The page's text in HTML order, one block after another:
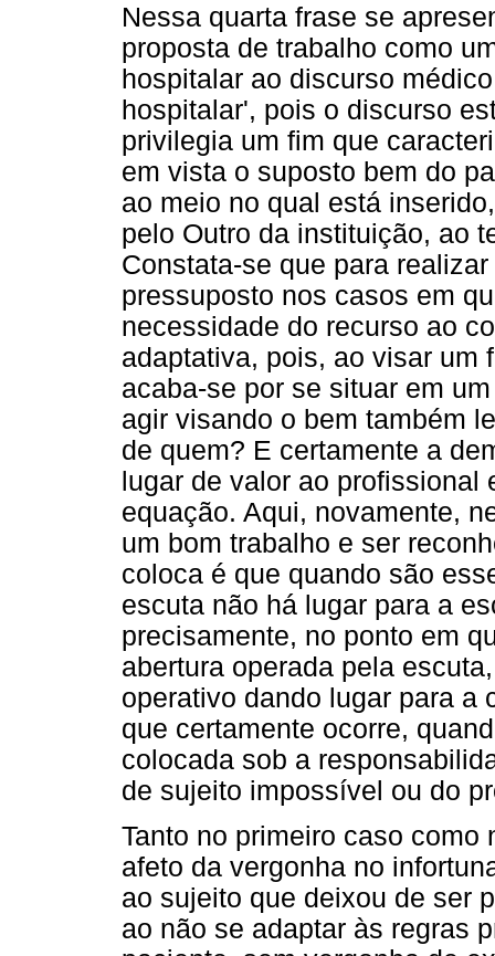
Nessa quarta frase se
proposta de trabalho como
hospitalar ao discurso
hospitalar', pois o discurso
privilegia um fim que
em vista o suposto bem do
ao meio no qual está
pelo Outro da instituição, ao
Constata-se que para
pressuposto nos casos em
necessidade do recurso ao
adaptativa, pois, ao visar um
acaba-se por se situar em
agir visando o bem também
de quem? E certamente a
lugar de valor ao profissional
equação. Aqui, novamente,
um bom trabalho e ser
coloca é que quando são
escuta não há lugar para a
precisamente, no ponto em
abertura operada pela
operativo dando lugar para a
que certamente ocorre,
colocada sob a
de sujeito impossível ou do
Tanto no primeiro caso
afeto da vergonha no
ao sujeito que deixou de ser
ao não se adaptar às regras